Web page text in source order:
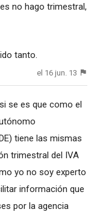
no hago trimestral,
tanto.
el 16 jun. 13
se es que como el
tiene las mismas
trimestral del IVA
yo no soy experto
información que
por la agencia